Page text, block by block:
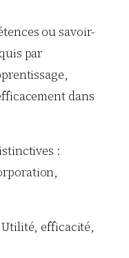
ou savoir-
par
dans
:
efficacité,